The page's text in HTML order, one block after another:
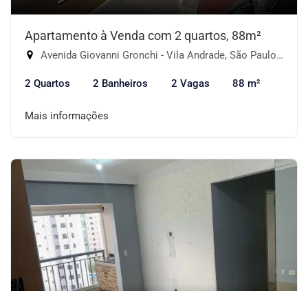
Apartamento à Venda com 2 quartos, 88m²
Avenida Giovanni Gronchi - Vila Andrade, São Paulo-SP
2 Quartos 2 Banheiros 2 Vagas 88 m²
Mais informações